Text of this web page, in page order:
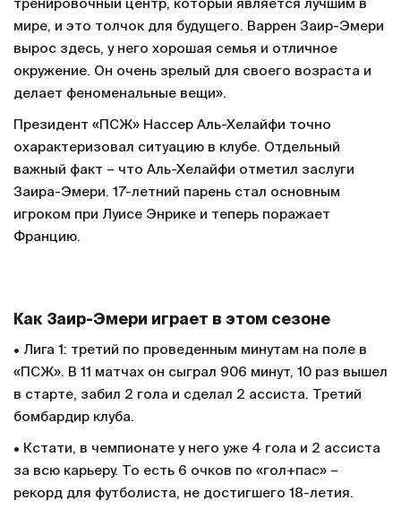
тренировочный центр, который является лучшим в
мире, и это толчок для будущего. Варрен Заир-Эмери
вырос здесь, у него хорошая семья и отличное
окружение. Он очень зрелый для своего возраста и
делает феноменальные вещи».
Президент «ПСЖ» Нассер Аль-Хелайфи точно
охарактеризовал ситуацию в клубе. Отдельный
важный факт – что Аль-Хелайфи отметил заслуги
Заира-Эмери. 17-летний парень стал основным
игроком при Луисе Энрике и теперь поражает
Францию.
Как Заир-Эмери играет в этом сезоне
• Лига 1: третий по проведенным минутам на поле в
«ПСЖ». В 11 матчах он сыграл 906 минут, 10 раз вышел
в старте, забил 2 гола и сделал 2 ассиста. Третий
бомбардир клуба.
• Кстати, в чемпионате у него уже 4 гола и 2 ассиста
за всю карьеру. То есть 6 очков по «гол+пас» –
рекорд для футболиста, не достигшего 18-летия.